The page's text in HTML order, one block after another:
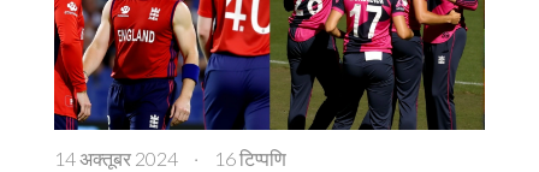
14 अक्तूबर 2024 · 16 टिप्पणि